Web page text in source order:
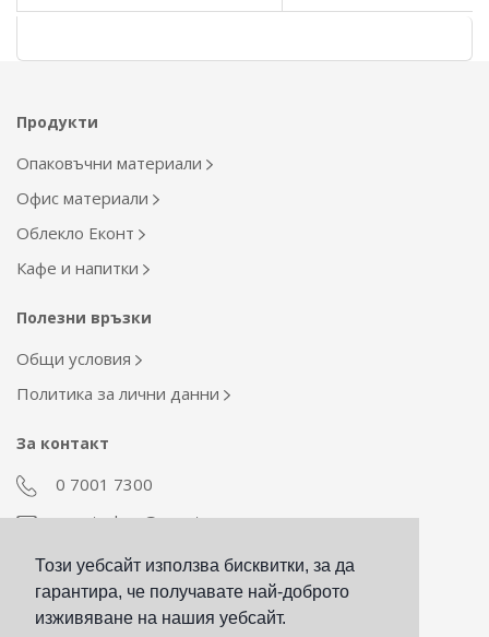
Този уебсайт използва бисквитки, за да
гарантира, че получавате най-доброто
изживяване на нашия уебсайт.
Продукти
Опаковъчни материали
Офис материали
Облекло Еконт
Кафе и напитки
Полезни връзки
Общи условия
Политика за лични данни
За контакт
0 7001 7300
econt_shop@econt.com
Екип Материални ресурси
otdel_mr@econt.com